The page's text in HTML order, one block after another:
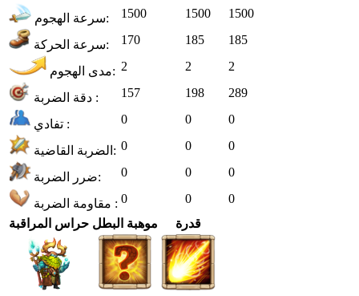
سرعة الهجوم: 1500 1500 1500
سرعة الحركة: 170 185 185
مدى الهجوم: 2 2 2
دقة الضربة : 157 198 289
تفادي : 0 0 0
الضربة القاضية: 0 0 0
ضرر الضربة: 0 0 0
مقاومة الضربة : 0 0
0
حراس المراقبة موهبة البطل قدرة